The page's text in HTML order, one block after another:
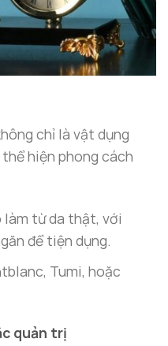
chỉ là vật dụng
hiện phong cách
làm từ da thật, với
để tiện dụng.
Tumi, hoặc
quản trị